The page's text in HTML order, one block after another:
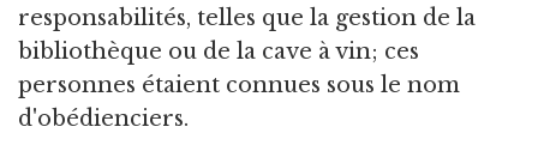
responsabilités, telles que la gestion de la
bibliothèque ou de la cave à vin; ces
personnes étaient connues sous le nom
d'obédienciers.